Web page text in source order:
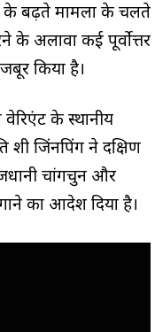
के बढ़ते मामलों के चलते
अलावा कई पूर्वोत्तर
किया है।
के स्थानीय
शी जिंनपिंग ने दक्षिण
चांगचुन और
का आदेश दिया है।